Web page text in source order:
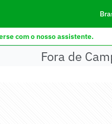
com o nosso assistente.
Fora de